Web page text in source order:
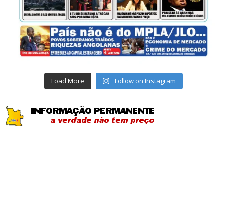
Load More Follow on Instagram